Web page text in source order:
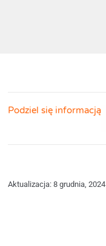
Podziel się informacją
Aktualizacja: 8 grudnia, 2024